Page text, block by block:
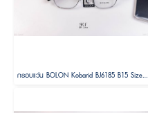
กรอบแว่น BOLON Kobarid BJ6185 B15 Size 52